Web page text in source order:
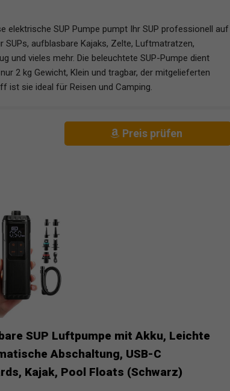
elektrische SUP Pumpe pumpt Ihr SUP professionell auf
SUPs, aufblasbare Kajaks, Zelte, Luftmatratzen,
und vieles mehr. Die beleuchtete SUP-Pumpe dient
2 kg Gewicht, Klein und tragbar, der mitgelieferten
ist sie ideal für Reisen und Camping.
Preis prüfen
SUP Luftpumpe mit Akku, Leichte
Abschaltung, USB-C
Kajak, Pool Floats (Schwarz)